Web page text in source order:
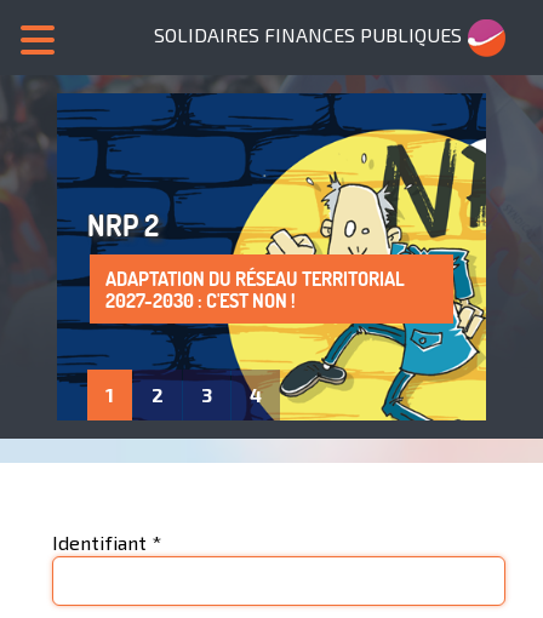
SOLIDAIRES FINANCES PUBLIQUES
NRP 2
ADAPTATION DU RÉSEAU TERRITORIAL
2027-2030 : C'EST NON !
SANS NOUS, PLUS DE SERVICES PUBLICS !
LA PROTECTION DE LA SANTÉ AU TRAVAIL
: UN DROIT À FAIRE VIVRE !
ADHÈRE À SOLIDAIRES FINANCES
PUBLIQUES
1 2 3 4
Identifiant *